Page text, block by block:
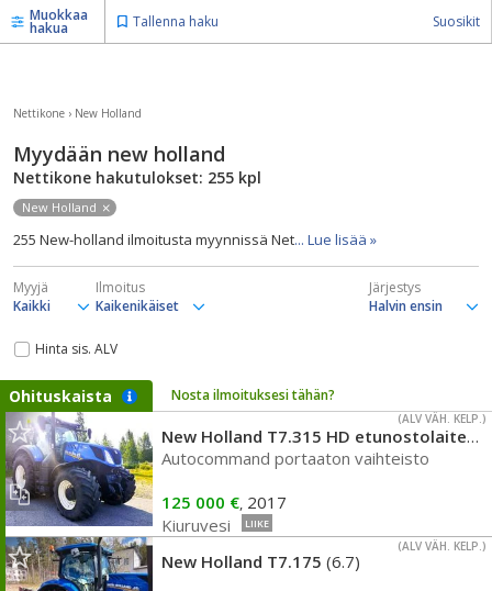
Muokkaa
hakua Tallenna haku Suosikit
Nettikone › New Holland
Myydään new holland
Nettikone hakutulokset: 255 kpl
New Holland
255 New-holland ilmoitusta myynnissä Net... Lue lisää »
Myyjä Ilmoitus Järjestys
Hinta sis. ALV
Ohituskaista Nosta ilmoituksesi tähän?
(ALV VÄH. KELP.)
New Holland T7.315 HD etunostolaite ( voimanotto saatavana)
Autocommand portaaton vaihteisto
125 000 €, 2017
Kiuruvesi
LIIKE
(ALV VÄH. KELP.)
New Holland T7.175 (6.7)